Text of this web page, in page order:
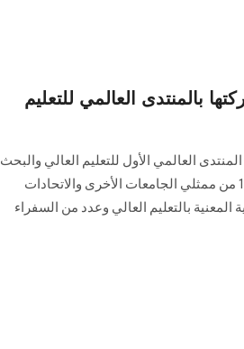
بالمنتدى العالمي للتعليم
العالمي الأول للتعليم العالي والبحث
العلمي، أن الجامعة تشارك مع أكثر من 1500 من ممثلي الجامعات الأخرى والاتحادات
بالتعليم العالي وعدد من السفراء